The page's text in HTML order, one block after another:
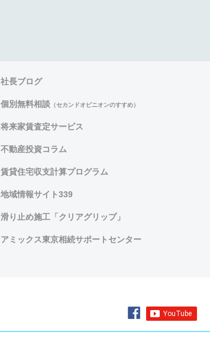
社長ブログ
個別無料相談 （セカンドオピニオンのすすめ）
将来家賃査定サービス
不動産投資コラム
賃貸住宅収支計算プログラム
地域情報サイト339
滑り止め施工「クリアグリップ」
アミックス東京相続サポートセンター